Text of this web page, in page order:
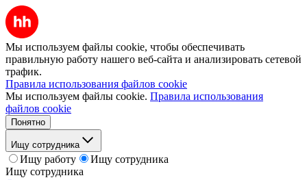
Мы используем файлы cookie, чтобы обеспечивать
правильную работу нашего веб-сайта и анализировать сетевой
трафик.
Правила использования файлов cookie
Мы используем файлы cookie. Правила использования
файлов cookie
Понятно
Ищу сотрудника
Ищу работу
Ищу сотрудника
Ищу сотрудника